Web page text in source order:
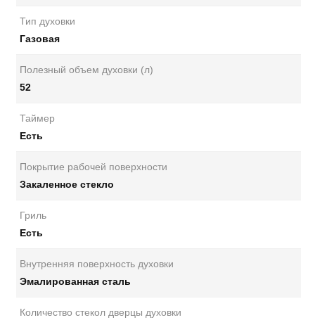
Тип духовки
Газовая
Полезный объем духовки (л)
52
Таймер
Есть
Покрытие рабочей поверхности
Закаленное стекло
Гриль
Есть
Внутренняя поверхность духовки
Эмалированная сталь
Количество стекол дверцы духовки